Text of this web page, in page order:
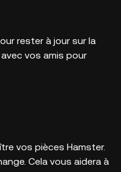
rester à jour sur la
vos amis pour
vos pièces Hamster.
Cela vous aidera à